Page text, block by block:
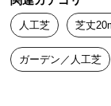
送
料
に
人工芝 芝丈
ガーデン／人工芝